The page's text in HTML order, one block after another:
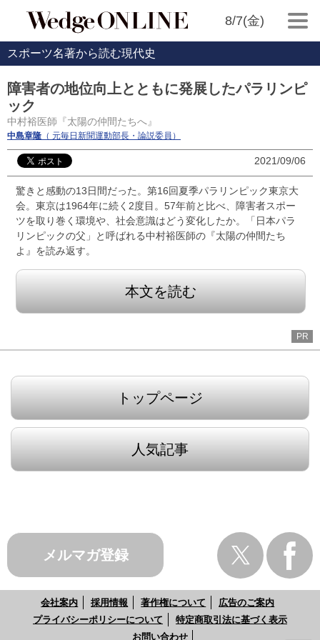
8/7(金)
スポーツ名著から読む現代史
障害者の地位向上とともに発展したパラリンピ
ック
中村裕医師『太陽の仲間たちへ』
中島章隆 （ 元毎日新聞運動部長・論説委員）
2021/09/06
驚きと感動の13日間だった。第16回夏季パラリンピック東京大
会。東京は1964年に続く2度目。57年前と比べ、障害者スポー
ツを取り巻く環境や、社会意識はどう変化したか。「日本パラ
リンピックの父」と呼ばれる中村裕医師の『太陽の仲間たち
よ』を読み返す。
本文を読む
PR
トップページ
人気記事
メルマガ登録
会社案内 採用情報 著作権について
広告のご案内
プライバシーポリシーについて
特定商取引法に基づく表示
お問い合わせ